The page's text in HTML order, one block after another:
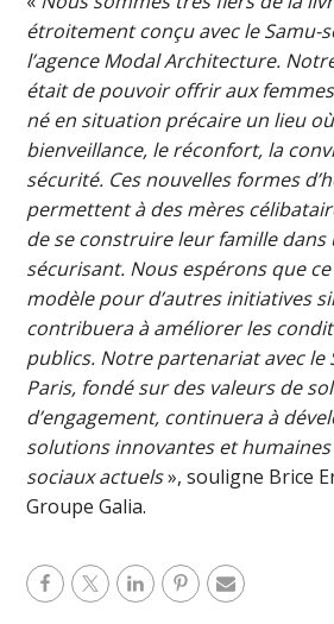
étroitement conçu avec le Samu-
l’agence Modal Architecture.
était de pouvoir offrir aux
né en situation précaire un lieu
bienveillance, le réconfort, la
sécurité. Ces nouvelles formes
permettent à des mères
de se construire leur famille
sécurisant. Nous espérons que
modèle pour d’autres initiatives
contribuera à améliorer les
publics. Notre partenariat avec le
Paris, fondé sur des valeurs de
d’engagement, continuera à
solutions innovantes et humaines
sociaux actuels», souligne Brice
Groupe Galia.